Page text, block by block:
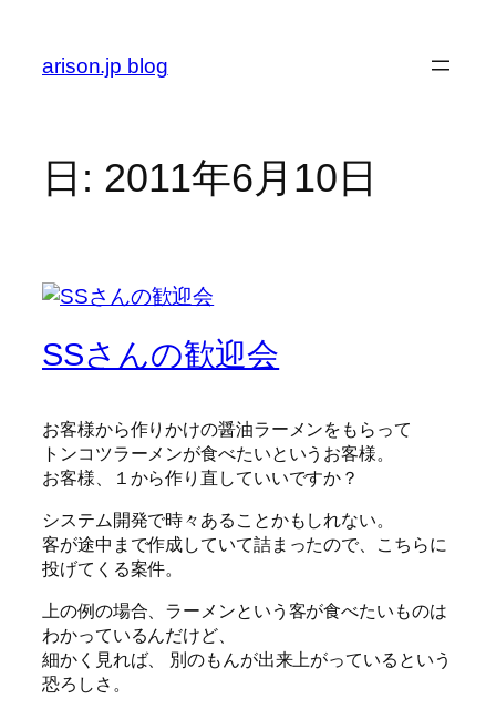
arison.jp blog
日: 2011年6月10日
SSさんの歓迎会
お客様から作りかけの醤油ラーメンをもらって
トンコツラーメンが食べたいというお客様。
お客様、１から作り直していいですか？
システム開発で時々あることかもしれない。
客が途中まで作成していて詰まったので、こちらに
投げてくる案件。
上の例の場合、ラーメンという客が食べたいものは
わかっているんだけど、
細かく見れば、 別のもんが出来上がっているという
恐ろしさ。